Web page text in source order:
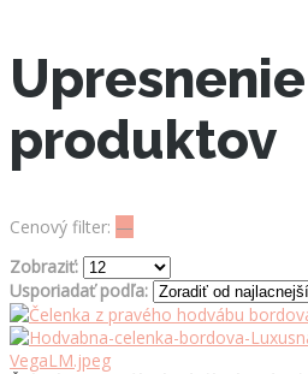
Upresnenie
produktov
Cenový filter: —
Zobraziť:
Usporiadať podľa: